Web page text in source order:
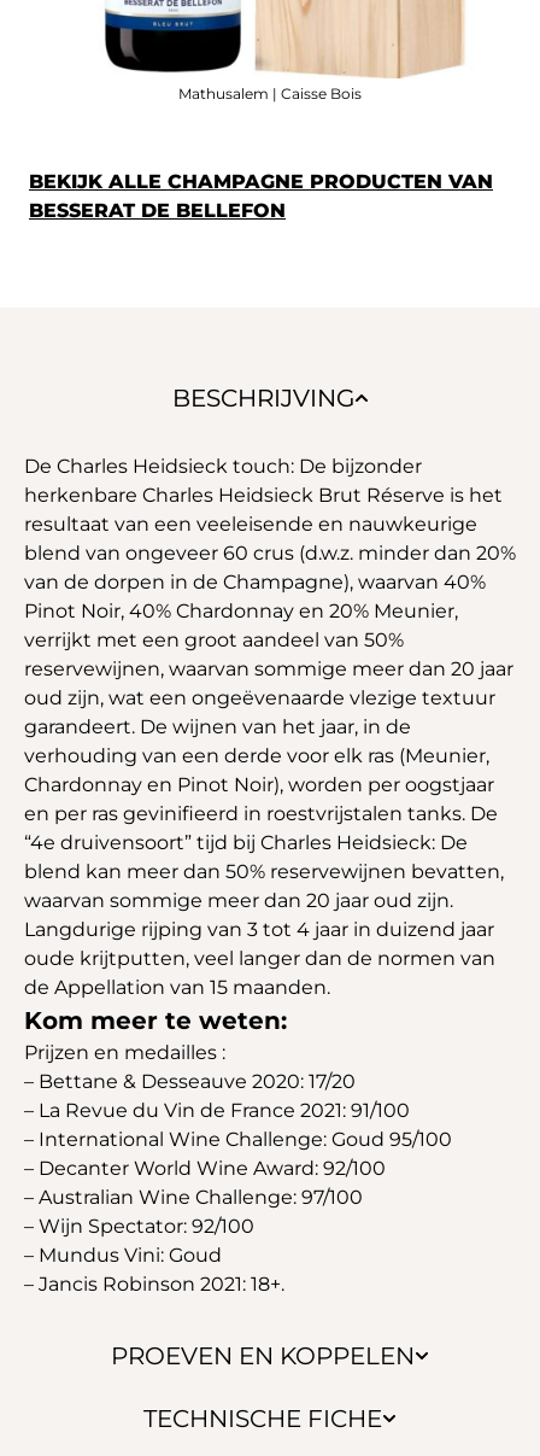
Mathusalem | Caisse Bois
BEKIJK ALLE CHAMPAGNE PRODUCTEN VAN
BESSERAT DE BELLEFON
BESCHRIJVING
PROEVEN EN KOPPELEN
TECHNISCHE FICHE
De Charles Heidsieck touch: De bijzonder
herkenbare Charles Heidsieck Brut Réserve is het
resultaat van een veeleisende en nauwkeurige
blend van ongeveer 60 crus (d.w.z. minder dan 20%
van de dorpen in de Champagne), waarvan 40%
Pinot Noir, 40% Chardonnay en 20% Meunier,
verrijkt met een groot aandeel van 50%
reservewijnen, waarvan sommige meer dan 20 jaar
oud zijn, wat een ongeëvenaarde vlezige textuur
garandeert. De wijnen van het jaar, in de
verhouding van een derde voor elk ras (Meunier,
Chardonnay en Pinot Noir), worden per oogstjaar
en per ras gevinifieerd in roestvrijstalen tanks. De
“4e druivensoort” tijd bij Charles Heidsieck: De
blend kan meer dan 50% reservewijnen bevatten,
waarvan sommige meer dan 20 jaar oud zijn.
Langdurige rijping van 3 tot 4 jaar in duizend jaar
oude krijtputten, veel langer dan de normen van
de Appellation van 15 maanden.
Kom meer te weten:
Prijzen en medailles :
– Bettane & Desseauve 2020: 17/20
– La Revue du Vin de France 2021: 91/100
– International Wine Challenge: Goud 95/100
– Decanter World Wine Award: 92/100
– Australian Wine Challenge: 97/100
– Wijn Spectator: 92/100
– Mundus Vini: Goud
– Jancis Robinson 2021: 18+.